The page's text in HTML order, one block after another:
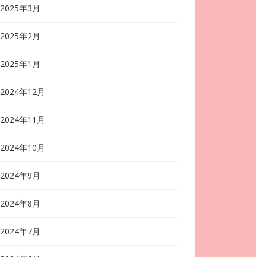
2025年3月
2025年2月
2025年1月
2024年12月
2024年11月
2024年10月
2024年9月
2024年8月
2024年7月